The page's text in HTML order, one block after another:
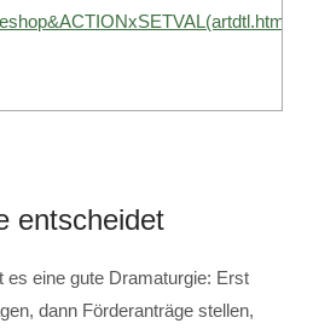
entscheidet
es eine gute Dramaturgie: Erst
dann Förderanträge stellen,